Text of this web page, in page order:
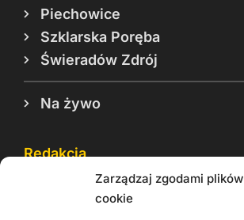
Zarządzaj zgodami plików
cookie
Piechowice
Szklarska Poręba
Świeradów Zdrój
Na żywo
Redakcja
Reklama